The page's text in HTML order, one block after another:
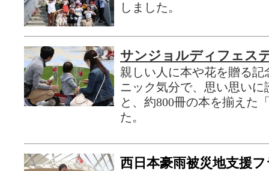
しました。
サンジョルディフェス
親しい人に本や花を贈る
ニック気分で、思い思い
と、約800冊の本を揃えた
た。
西日本豪雨被災地支援